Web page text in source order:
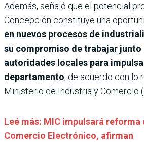
Además, señaló que el potencial
Concepción constituye una
en nuevos procesos de
su compromiso de trabajar junto
autoridades locales para
departamento, de acuerdo con lo
Ministerio de Industria y Comercio
Leé más: MIC impulsará reforma
Comercio Electrónico, afirman